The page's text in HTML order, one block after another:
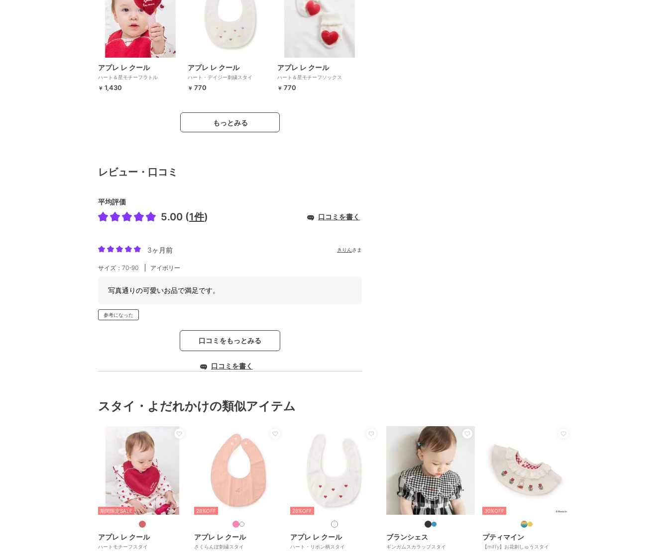
アプレ レ クール
ハート＆星モチーフラトル
￥ 1,430
アプレ レ クール
ハート・デイジー刺繍スタイ
￥ 770
アプレ レ クール
ハート＆星モチーフソックス
￥ 770
もっとみる
レビュー・口コミ
平均評価
5.00 (1件) 口コミを書く
3ヶ月前 きりん さま
サイズ：70-90 アイボリー
写真通りの可愛いお品で満足です。
参考になった
口コミをもっとみる
口コミを書く
スタイ・よだれかけの類似アイテム
期間限定SALE
アプレ レ クール
ハートモチーフスタイ
28%OFF
アプレ レ クール
さくらんぼ刺繍スタイ
28%OFF
アプレ レ クール
ハート・リボン柄スタイ
ブランシェス
ギンガムスカラップスタイ
30%OFF
プティマイン
【miffy】お花刺しゅうスタイ